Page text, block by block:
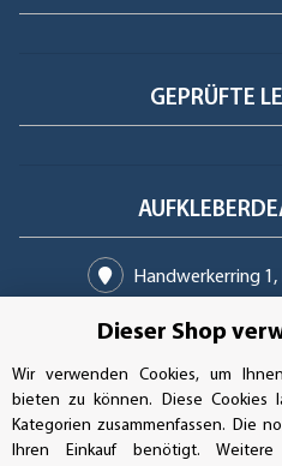
GEPRÜFTE
Handwerkerring
Bestellungen/
Buchhaltung:
Dieser Shop
Wir verwenden Cookies, um
bieten zu können. Diese Cookies
Kategorien zusammenfassen. Die
Ihren Einkauf benötigt.